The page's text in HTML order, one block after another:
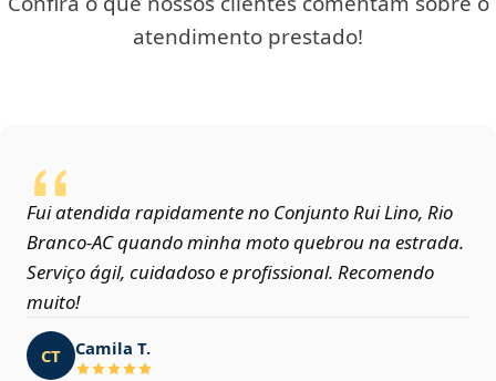
atendimento prestado!
Fui atendida rapidamente no Conjunto Rui Lino, Rio
Branco‑AC quando minha moto quebrou na estrada.
Serviço ágil, cuidadoso e profissional. Recomendo
muito!
CT Camila T.